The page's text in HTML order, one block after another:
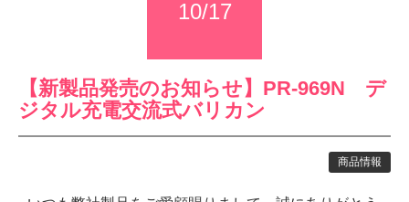
10/17
【新製品発売のお知らせ】PR-969N デ
ジタル充電交流式バリカン
商品情報